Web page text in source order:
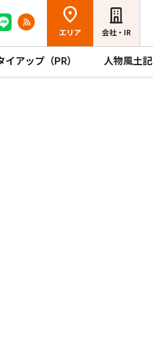
エリア 会社・IR
イアップ（PR） 人物風土記